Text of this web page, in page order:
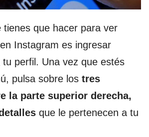
tienes que hacer para ver
Instagram es ingresar
perfil. Una vez que estés
pulsa sobre los tres
la parte superior derecha,
que le pertenecen a tu